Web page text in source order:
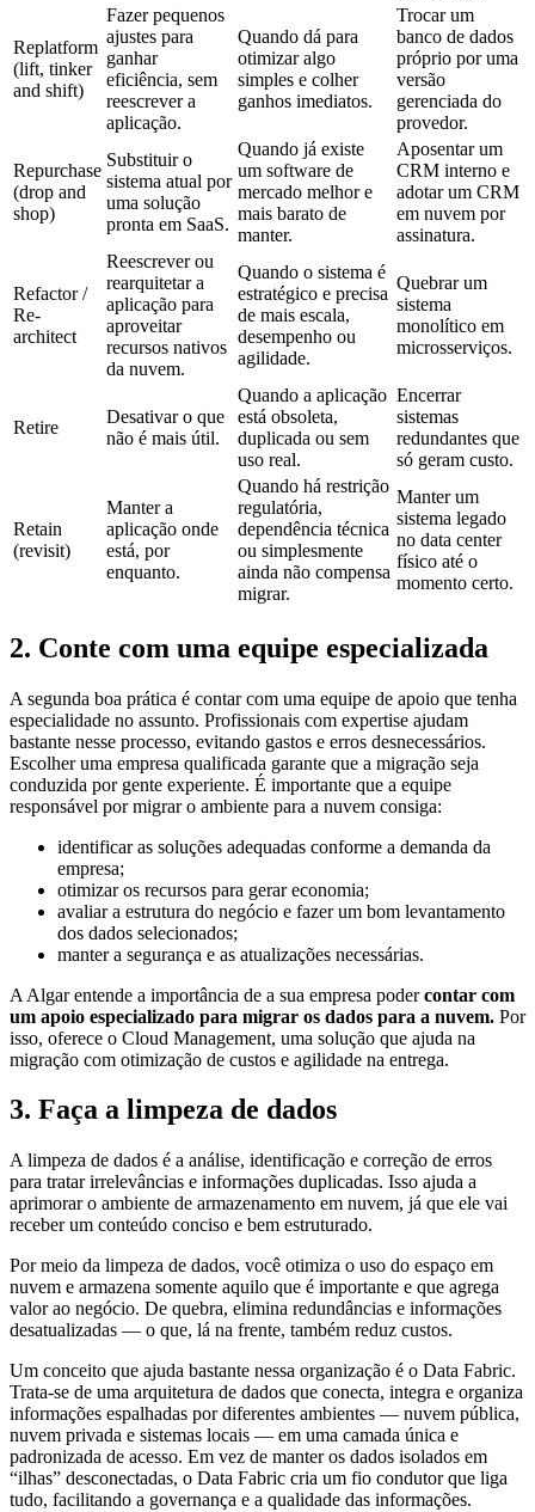
Replatform
(lift, tinker
and shift)
Fazer pequenos
ajustes para
ganhar
eficiência, sem
reescrever a
aplicação.
Quando dá para
otimizar algo
simples e colher
ganhos imediatos.
Trocar um
banco de dados
próprio por uma
versão
gerenciada do
provedor.
Repurchase
(drop and
shop)
Substituir o
sistema atual por
uma solução
pronta em SaaS.
Quando já existe
um software de
mercado melhor e
mais barato de
manter.
Aposentar um
CRM interno e
adotar um CRM
em nuvem por
assinatura.
Refactor /
Re-
architect
Reescrever ou
rearquitetar a
aplicação para
aproveitar
recursos nativos
da nuvem.
Quando o sistema é
estratégico e precisa
de mais escala,
desempenho ou
agilidade.
Quebrar um
sistema
monolítico em
microsserviços.
Retire
Desativar o que
não é mais útil.
Quando a aplicação
está obsoleta,
duplicada ou sem
uso real.
Encerrar
sistemas
redundantes que
só geram custo.
Retain
(revisit)
Manter a
aplicação onde
está, por
enquanto.
Quando há restrição
regulatória,
dependência técnica
ou simplesmente
ainda não compensa
migrar.
Manter um
sistema legado
no data center
físico até o
momento certo.
2. Conte com uma equipe especializada
A segunda boa prática é contar com uma equipe de apoio que tenha
especialidade no assunto. Profissionais com expertise ajudam
bastante nesse processo, evitando gastos e erros desnecessários.
Escolher uma empresa qualificada garante que a migração seja
conduzida por gente experiente. É importante que a equipe
responsável por migrar o ambiente para a nuvem consiga:
identificar as soluções adequadas conforme a demanda da
empresa;
otimizar os recursos para gerar economia;
avaliar a estrutura do negócio e fazer um bom levantamento
dos dados selecionados;
manter a segurança e as atualizações necessárias.
A Algar entende a importância de a sua empresa podercontar com
um apoio especializado para migrar os dados para a nuvem. Por
isso, oferece o Cloud Management, uma solução que ajuda na
migração com otimização de custos e agilidade na entrega.
3. Faça a limpeza de dados
A limpeza de dados é a análise, identificação e correção de erros
para tratar irrelevâncias e informações duplicadas. Isso ajuda a
aprimorar o ambiente de armazenamento em nuvem, já que ele vai
receber um conteúdo conciso e bem estruturado.
Por meio da limpeza de dados, você otimiza o uso do espaço em
nuvem e armazena somente aquilo que é importante e que agrega
valor ao negócio. De quebra, elimina redundâncias e informações
desatualizadas — o que, lá na frente, também reduz custos.
Um conceito que ajuda bastante nessa organização é o Data Fabric.
Trata-se de uma arquitetura de dados que conecta, integra e organiza
informações espalhadas por diferentes ambientes — nuvem pública,
nuvem privada e sistemas locais — em uma camada única e
padronizada de acesso. Em vez de manter os dados isolados em
“ilhas” desconectadas, o Data Fabric cria um fio condutor que liga
tudo, facilitando a governança e a qualidade das informações.